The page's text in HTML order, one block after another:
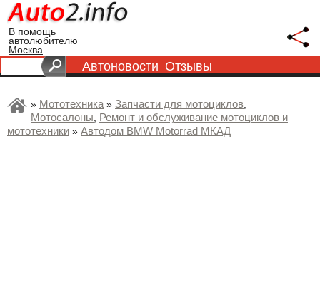
В помощь
автолюбителю
Москва
Автоновости Отзывы
» Мототехника» Запчасти для мотоциклов,
Мотосалоны, Ремонт и обслуживание мотоциклов и
мототехники » Автодом BMW Motorrad МКАД